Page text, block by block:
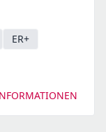
ER+